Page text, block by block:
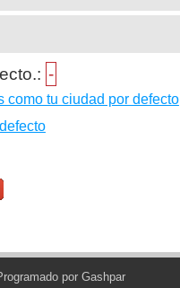
-
como tu ciudad por defecto
por Gashpar